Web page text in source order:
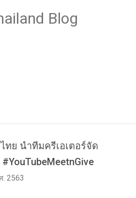
Blog
ทย นำทีมครีเอเตอร์จัด
2563